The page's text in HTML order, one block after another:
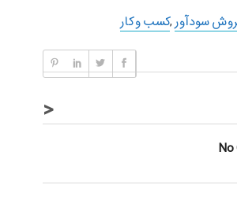
سودآور,کسب و کار
<